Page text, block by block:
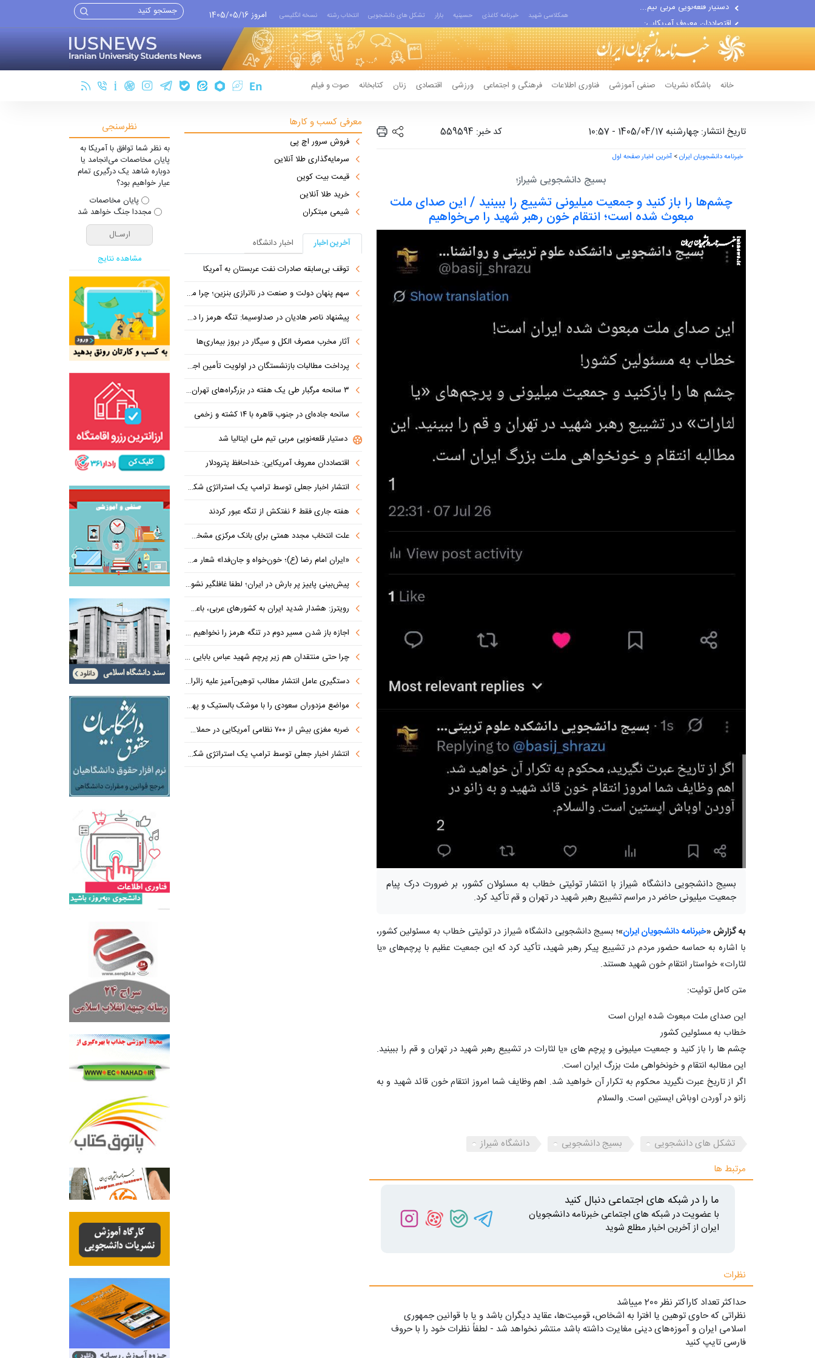
اقتصاددان معروف آمریکایی:...
انتشار اخبار جعلی توسط...
همکلاسی شهید خبرنامه کاغذی حسینیه بازار تشکل های دانشجویی انتخاب رشته نسخه انگلیسی امروز 1405/05/16
خانه باشگاه نشریات صنفی آموزشی فناوری اطلاعات فرهنگی و اجتماعی ورزشی اقتصادی زنان کتابخانه صوت و فیلم
تاریخ انتشار: چهارشنبه 1405/04/17 - 10:57 کد خبر: 559594
خبرنامه دانشجویان ایران> آخرین اخبار صفحه اول
بسیج دانشجویی شیراز؛
چشم‌ها را باز کنید و جمعیت میلیونی تشییع را ببینید / این صدای ملت
مبعوث شده است؛ انتقام خون رهبر شهید را می‌خواهیم
بسیج دانشجویی دانشگاه شیراز با انتشار توئیتی خطاب به مسئولان کشور، بر ضرورت درک پیام
جمعیت میلیونی حاضر در مراسم تشییع رهبر شهید در تهران و قم تأکید کرد.
به گزارش «خبرنامه دانشجویان ایران»؛ بسیج دانشجویی دانشگاه شیراز در توئیتی خطاب به مسئولین کشور،
با اشاره به حماسه حضور مردم در تشییع پیکر رهبر شهید، تأکید کرد که این جمعیت عظیم با پرچم‌های «یا
لثارات» خواستار انتقام خون شهید هستند.
متن کامل توئیت:
این صدای ملت مبعوث شده ایران است
خطاب به مسئولین کشور
چشم ها را باز کنید و جمعیت میلیونی و پرچم های «یا لثارات در تشییع رهبر شهید در تهران و قم را ببینید.
این مطالبه انتقام و خونخواهی ملت بزرگ ایران است.
اگر از تاریخ عبرت نگیرید محکوم به تکرار آن خواهید شد. اهم وظایف شما امروز انتقام خون قائد شهید و به
زانو در آوردن اوباش ایستین است. والسلام
تشکل های دانشجویی بسیج دانشجویی
دانشگاه شیراز
مرتبط ها
ما را در شبکه های اجتماعی دنبال کنید
با عضویت در شبکه های اجتماعی خبرنامه دانشجویان
ایران از آخرین اخبار مطلع شوید
نظرات
حداکثر تعداد کاراکتر نظر 200 ميياشد
نظراتی که حاوی توهین یا افترا به اشخاص، قومیت‌ها، عقاید دیگران باشد و یا با قوانین جمهوری
اسلامی ایران و آموزه‌های دینی مغایرت داشته باشد منتشر نخواهد شد - لطفاً نظرات خود را با حروف
فارسی تایپ کنید
معرفی کسب و کارها
فروش سرور اچ پی
سرمایه‌گذاری طلا آنلاین
قیمت بیت کوین
خرید طلا آنلاین
شیمی مبتکران
آخرین اخبار
اخبار دانشگاه
توقف بی‌سابقه صادرات نفت عربستان به آمریکا
سهم پنهان دولت و صنعت در ناترازی بنزین؛ چرا مردم مقصر اصلی نیستند؟
پیشنهاد ناصر هادیان در صداوسیما: تنگه هرمز را در ازای رفع تحریم معامله کنیم
آثار مخرب مصرف الکل و سیگار در بروز بیماری‌ها
پرداخت مطالبات بازنشستگان در اولویت تأمین اجتماعی؛ پیگیری برای تأمین منابع ادامه دارد
۳ سانحه مرگبار طی یک هفته در بزرگراه‌های تهران؛ هشدار دوباره به رانندگان و عابران
سانحه جاده‌ای در جنوب قاهره با ۱۴ کشته و زخمی
دستیار قلعه‌نویی مربی تیم ملی ایتالیا شد
اقتصاددان معروف آمریکایی: خداحافظ پترودلار
انتشار اخبار جعلی توسط ترامپ یک استراتژی شکست خورده است
هفته جاری فقط ۶ نفتکش از تنگه عبور کردند
علت انتخاب مجدد همتی برای بانک مرکزی مشخص شد: پزشکیان هنوز هم متوجه نشده است چرا همتی استیضاح شد!
«ایران امام رضا (ع)؛ خون‌خواه و جان‌فدا» شعار محوری دهه پایانی صفر شد
پیش‌بینی پاییز پر بارش در ایران؛ لطفا غافلگیر نشوید
رویترز: هشدار شدید ایران به کشورهای عربی، باعث توقف حمله آمریکا شد
اجازه باز شدن مسیر دوم در تنگه هرمز را نخواهیم داد
چرا حتی منتقدان هم زیر پرچم شهید عباس بابایی ایستادند؟
دستگیری عامل انتشار مطالب توهین‌آمیز علیه زائران اربعین در فضای مجازی
مواضع مزدوران سعودی را با موشک بالستیک و پهپاد در هم شکستیم
ضربه مغزی بیش از ۷۰۰ نظامی آمریکایی در حملات ایران
انتشار اخبار جعلی توسط ترامپ یک استراتژی شکست خورده است
نظرسنجی
به نظر شما توافق با آمریکا به
پایان مخاصمات می‌انجامد یا
دوباره شاهد یک درگیری تمام
عیار خواهیم بود؟
پایان مخاصمات
مجددا جنگ خواهد شد
مشاهده نتایج